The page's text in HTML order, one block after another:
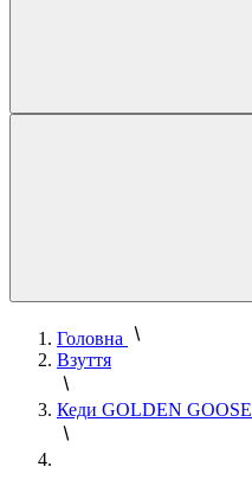
Головна
Взуття
Кеди GOLDEN GOOSE